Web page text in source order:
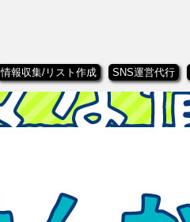
情報収集/リスト作成 SNS運営代行